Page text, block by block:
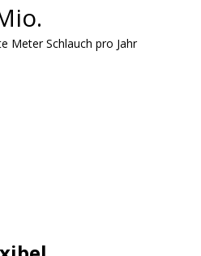
Meter Schlauch pro Jahr